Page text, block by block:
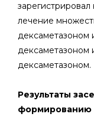
лечение
дексаметазоном
дексаметазоном
дексаметазоном.
Результаты
формированию